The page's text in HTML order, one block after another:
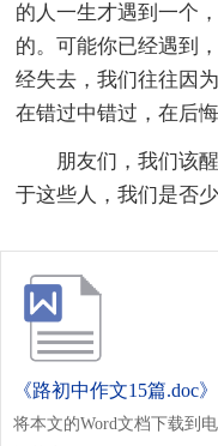
的人一生才遇到一个
的。可能你已经遇到
经失去，我们往往因
在错过中错过，在后悔
朋友们，我们该
于这些人，我们是否
《路初中作文15篇.doc》
将本文的Word文档下载到